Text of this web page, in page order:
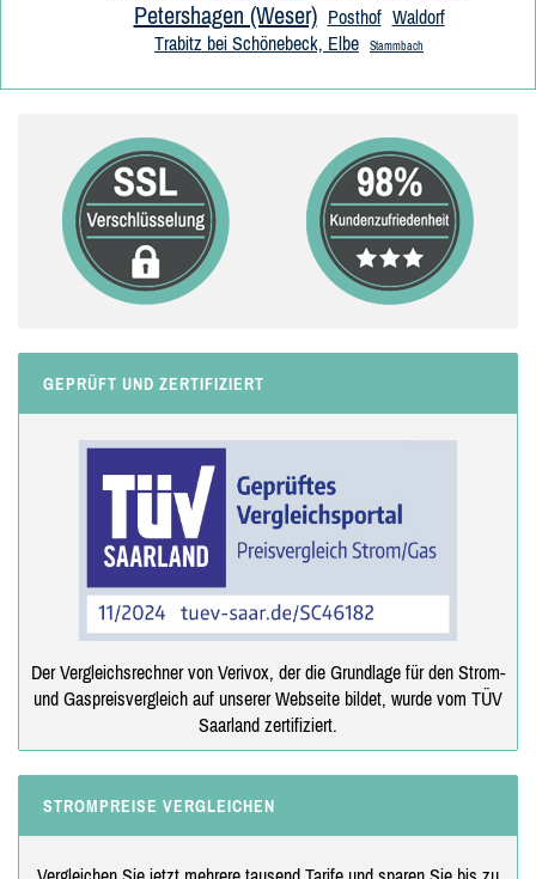
Petershagen (Weser) Posthof Waldorf
Trabitz bei Schönebeck, Elbe
Stammbach
GEPRÜFT UND ZERTIFIZIERT
Der Vergleichsrechner von Verivox, der die Grundlage für den Strom-
und Gaspreisvergleich auf unserer Webseite bildet, wurde vom TÜV
Saarland zertifiziert.
STROMPREISE VERGLEICHEN